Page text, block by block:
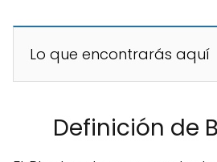
Lo que encontrarás aquí
Definición de